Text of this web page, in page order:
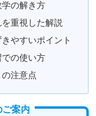
の解き方
重視した解説
やすいポイント
の使い方
注意点
案内